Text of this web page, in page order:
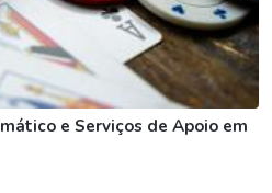
e Serviços de Apoio em